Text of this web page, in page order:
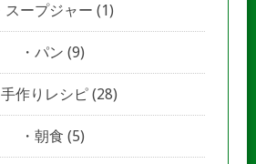
スープジャー (1)
パン (9)
手作りレシピ (28)
朝食 (5)